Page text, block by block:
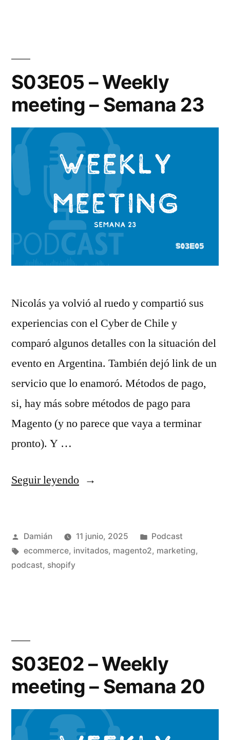
S03E05 – Weekly
meeting – Semana 23
Nicolás ya volvió al ruedo y compartió sus
experiencias con el Cyber de Chile y
comparó algunos detalles con la situación del
evento en Argentina. También dejó link de un
servicio que lo enamoró. Métodos de pago,
si, hay más sobre métodos de pago para
Magento (y no parece que vaya a terminar
pronto). Y …
Seguir leyendo«S03E05
meeting
Publicado
por
Damián 11 junio, 2025
Publicado
en
Podcast
Etiquetas:
ecommerce, invitados, magento2, marketing,
podcast, shopify
S03E02 – Weekly
meeting – Semana 20